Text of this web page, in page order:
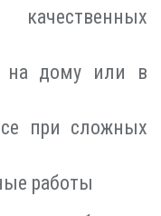
на дому или в
при сложных
работы